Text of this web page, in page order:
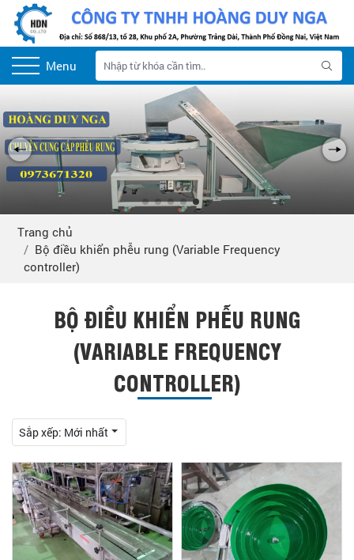
Menu
Trang chủ
Bộ điều khiển phễu rung (Variable Frequency
controller)
BỘ ĐIỀU KHIỂN PHỄU RUNG
(VARIABLE FREQUENCY
CONTROLLER)
Sắp xếp: Mới nhất